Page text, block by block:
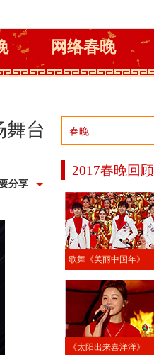
网络春晚
舞台
分享
2017春晚回顾
歌舞《美丽中国年》
《太阳出来喜洋洋》